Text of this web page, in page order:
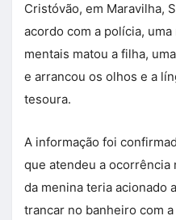
Cristóvão, em Maravilha,
acordo com a polícia,
mentais matou a filha,
e arrancou os olhos e a
tesoura.
A informação foi
que atendeu a ocorrência
da menina teria acionado
trancar no banheiro com